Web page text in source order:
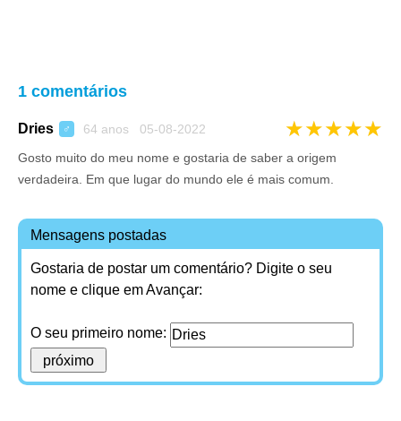
1 comentários
Dries ♂ 64 anos 05-08-2022 ★★★★★
Gosto muito do meu nome e gostaria de saber a origem
verdadeira. Em que lugar do mundo ele é mais comum.
Mensagens postadas
Gostaria de postar um comentário? Digite o seu
nome e clique em Avançar:
O seu primeiro nome: